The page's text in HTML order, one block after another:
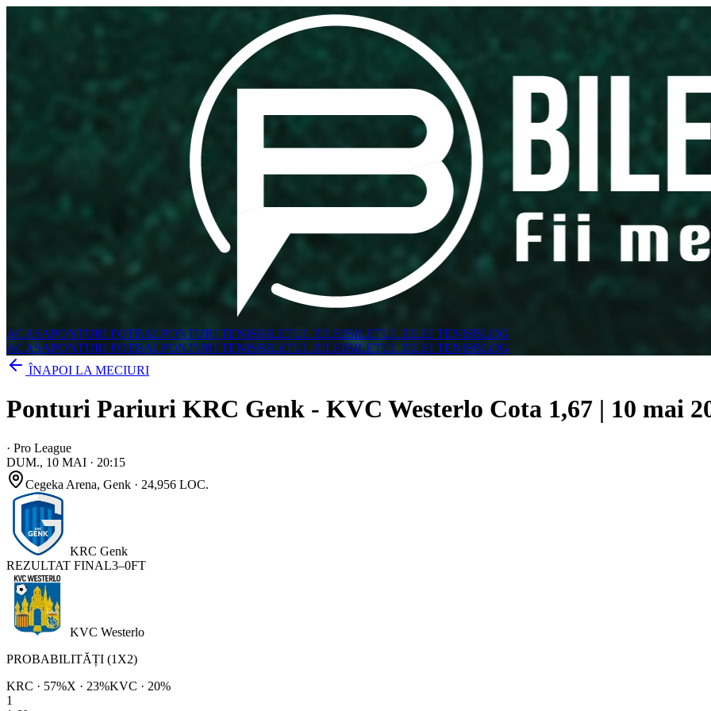
ACASAPONTURI FOTBALPONTURI TENISBILETUL ZILEIBILETUL ZILEI TENISBLOG
ACASAPONTURI FOTBALPONTURI TENISBILETUL ZILEIBILETUL ZILEI TENISBLOG
ÎNAPOI LA MECIURI
Ponturi Pariuri KRC Genk - KVC Westerlo Cota 1,67 | 10 mai
· Pro League
DUM., 10 MAI · 20:15
Cegeka Arena, Genk · 24,956 LOC.
KRC Genk
REZULTAT FINAL3–0FT
KVC Westerlo
PROBABILITĂȚI (1X2)
KRC · 57%X · 23%KVC · 20%
1